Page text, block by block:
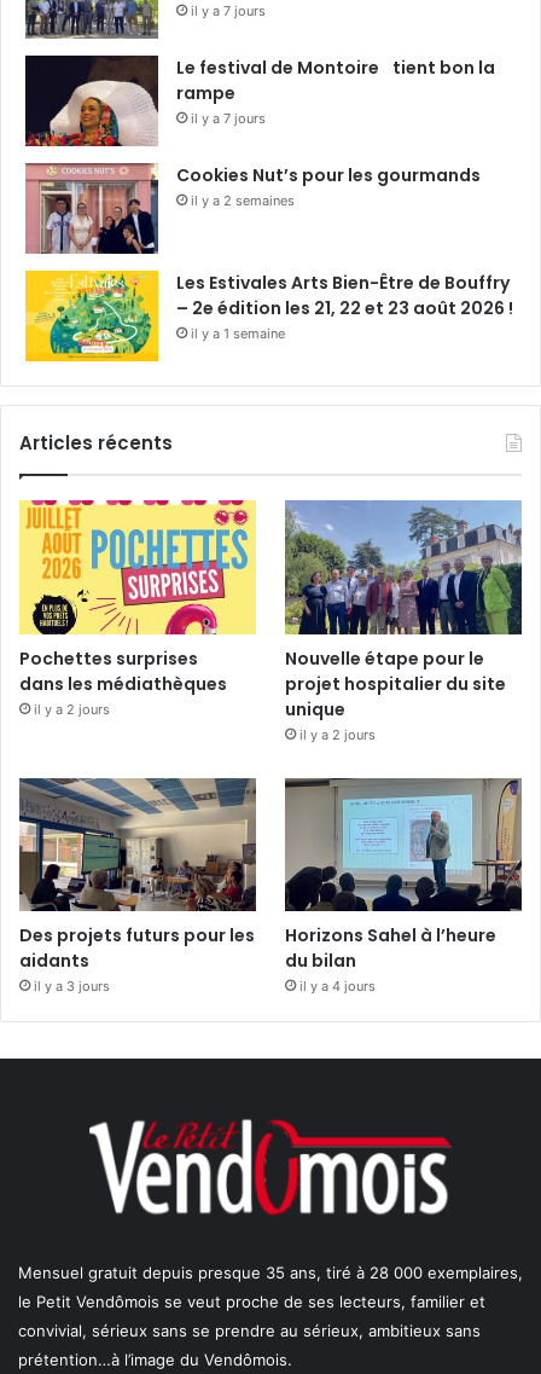
il y a 7 jours
Le festival de Montoire tient bon la
rampe
il y a 7 jours
Cookies Nut’s pour les gourmands
il y a 2 semaines
Les Estivales Arts Bien-Être de Bouffry
– 2e édition les 21, 22 et 23 août 2026 !
il y a 1 semaine
Articles récents
Pochettes surprises
dans les médiathèques
il y a 2 jours
Nouvelle étape pour le
projet hospitalier du site
unique
il y a 2 jours
Des projets futurs pour les
aidants
il y a 3 jours
Horizons Sahel à l’heure
du bilan
il y a 4 jours
Mensuel gratuit depuis presque 35 ans, tiré à 28 000 exemplaires,
le Petit Vendômois se veut proche de ses lecteurs, familier et
convivial, sérieux sans se prendre au sérieux, ambitieux sans
prétention…à l’image du Vendômois.